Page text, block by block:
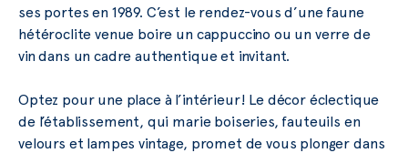
ses portes en 1989. C’est le rendez-vous d’une faune
hétéroclite venue boire un cappuccino ou un verre de
vin dans un cadre authentique et invitant.
Optez pour une place à l’intérieur! Le décor éclectique
de l’établissement, qui marie boiseries, fauteuils en
velours et lampes vintage, promet de vous plonger dans